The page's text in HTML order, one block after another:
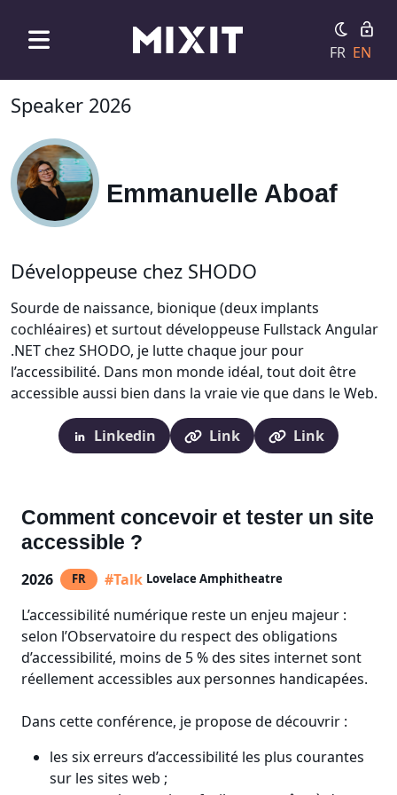
FR EN
Speaker 2026
Emmanuelle Aboaf
Développeuse chez SHODO
Sourde de naissance, bionique (deux implants
cochléaires) et surtout développeuse Fullstack Angular
.NET chez SHODO, je lutte chaque jour pour
l’accessibilité. Dans mon monde idéal, tout doit être
accessible aussi bien dans la vraie vie que dans le Web.
Linkedin Link Link
Comment concevoir et tester un site
accessible ?
2026 FR #Talk Lovelace Amphitheatre
L’accessibilité numérique reste un enjeu majeur :
selon l’Observatoire du respect des obligations
d’accessibilité, moins de 5 % des sites internet sont
réellement accessibles aux personnes handicapées.
Dans cette conférence, je propose de découvrir :
les six erreurs d’accessibilité les plus courantes
sur les sites web ;